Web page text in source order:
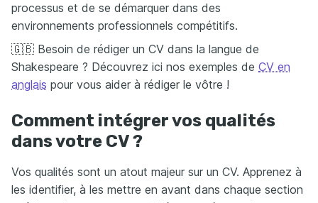
processus et de se démarquer dans des
environnements professionnels compétitifs.
🇬🇧 Besoin de rédiger un CV dans la langue de
Shakespeare ? Découvrez ici nos exemples de CV en
anglais pour vous aider à rédiger le vôtre !
Comment intégrer vos qualités
dans votre CV ?
Vos qualités sont un atout majeur sur un CV. Apprenez à
les identifier, à les mettre en avant dans chaque section